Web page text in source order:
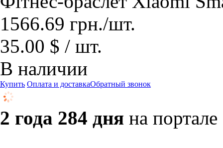
1566.69 грн./шт.
35.00 $ / шт.
В наличии
Купить Оплата и доставкаОбратный звонок
2 года 284 дня на портале